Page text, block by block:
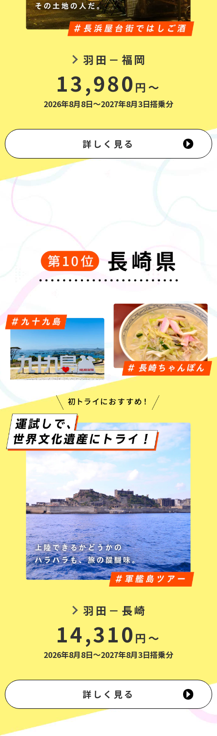
羽田－福岡
13,980円～
2026年8月8日～2027年8月3日搭乗分
詳しく見る
羽田－長崎
14,310円～
2026年8月8日～2027年8月3日搭乗分
詳しく見る